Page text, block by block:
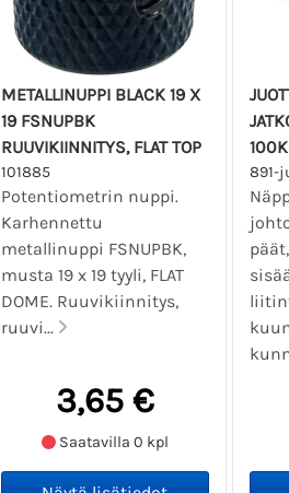
METALLINUPPI BLACK 19 X
19 FSNUPBK
RUUVIKIINNITYS, FLAT TOP
101885
Potentiometrin nuppi.
Karhennettu
metallinuppi FSNUPBK,
musta 19 x 19 tyyli, FLAT
DOME. Ruuvikiinnitys,
ruuvi...
3,65 €
Saatavilla 0 kpl
891-